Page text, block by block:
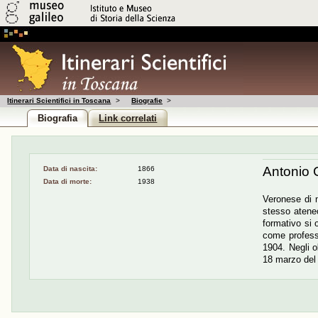
Itinerari Scientifici in Toscana > Biografie >
Biografia Link correlati
Data di nascita:
1866
Data di morte:
1938
Antonio
Veronese di
stesso
formativo si
come
1904. Negli
18 marzo del